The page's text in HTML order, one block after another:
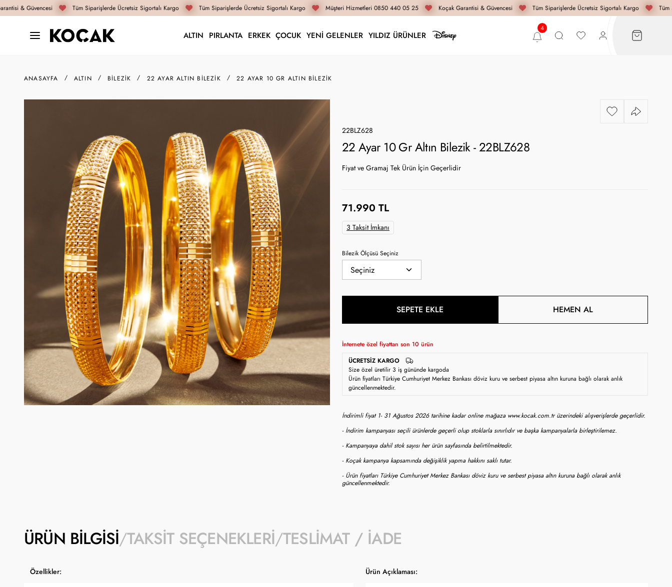
& Güvencesi Tüm Siparişlerde Ücretsiz Sigortalı Kargo Tüm Siparişlerde Ücretsiz Sigortalı Kargo Müşteri Hizmetleri 0850 440 05 25 Koçak Garantisi & Güvencesi Tüm Siparişlerde Ücretsiz Sigortalı Kargo Tüm
ALTIN PIRLANTA ERKEK ÇOCUK YENİ GELENLER YILDIZ ÜRÜNLER
ANASAYFA ALTIN BILEZIK 22 AYAR ALTIN BILEZIK 22 AYAR 10 GR ALTIN BILEZIK
22BLZ628
22 Ayar 10 Gr Altın Bilezik - 22BLZ628
Fiyat ve Gramaj Tek Ürün İçin Geçerlidir
71.990 TL
3 Taksit İmkanı
Bilezik Ölçüsü Seçiniz
SEPETE EKLE HEMEN AL
İnternete özel fiyattan son 10 ürün
ÜCRETSIZ KARGO
Size özel üretilir 3 iş gününde kargoda
Ürün fiyatları Türkiye Cumhuriyet Merkez Bankası döviz kuru ve serbest piyasa altın kuruna bağlı olarak anlık
güncellenmektedir.
İndirimli fiyat 1- 31 Ağustos 2026 tarihine kadar online mağaza www.kocak.com.tr üzerindeki alışverişlerde geçerlidir.
- İndirim kampanyası seçili ürünlerde geçerli olup stoklarla sınırlıdır ve başka kampanyalarla birleştirilemez.
- Kampanyaya dahil stok sayısı her ürün sayfasında belirtilmektedir.
- Koçak kampanya kapsamında değişiklik yapma hakkını saklı tutar.
- Ürün fiyatları Türkiye Cumhuriyet Merkez Bankası döviz kuru ve serbest piyasa altın kuruna bağlı olarak anlık
güncellenmektedir.
ÜRÜN BILGISI TAKSIT SEÇENEKLERI TESLIMAT / İADE
Özellikler: Ürün Açıklaması: